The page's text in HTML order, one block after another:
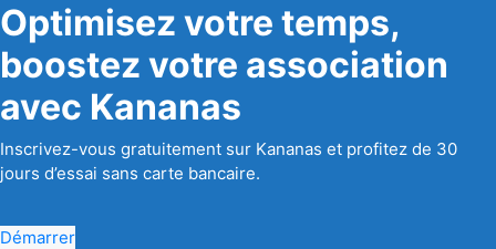
Optimisez votre temps,
boostez votre association
avec Kananas
Inscrivez-vous gratuitement sur Kananas et profitez de 30
jours d’essai sans carte bancaire.
Démarrer